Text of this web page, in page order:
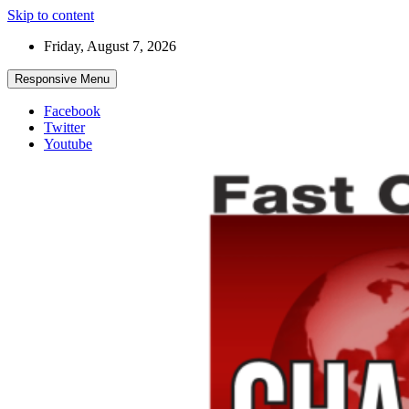
Skip to content
Friday, August 7, 2026
Responsive Menu
Facebook
Twitter
Youtube